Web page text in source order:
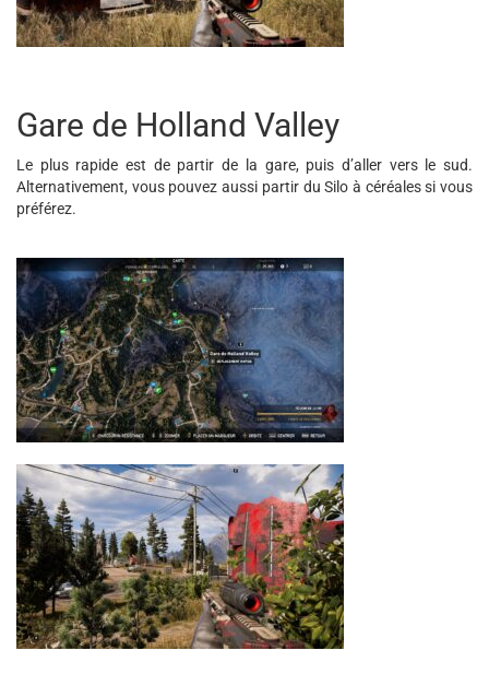
Gare de Holland Valley
Le plus rapide est de partir de la gare, puis d’aller vers le sud.
Alternativement, vous pouvez aussi partir du Silo à céréales si vous
préférez.